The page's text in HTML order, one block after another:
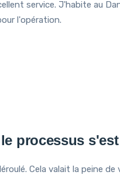
service. J'habite au
l'opération.
processus
Cela valait la peine